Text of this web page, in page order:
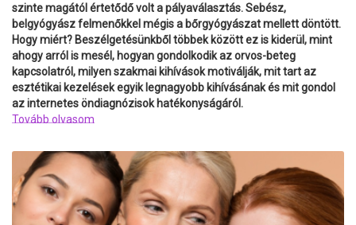
szinte magától értetődő volt a pályaválasztás. Sebész,
belgyógyász felmenőkkel mégis a bőrgyógyászat mellett döntött.
Hogy miért? Beszélgetésünkből többek között ez is kiderül, mint
ahogy arról is mesél, hogyan gondolkodik az orvos-beteg
kapcsolatról, milyen szakmai kihívások motiválják, mit tart az
esztétikai kezelések egyik legnagyobb kihívásának és mit gondol
az internetes öndiagnózisok hatékonyságáról.
Tovább olvasom